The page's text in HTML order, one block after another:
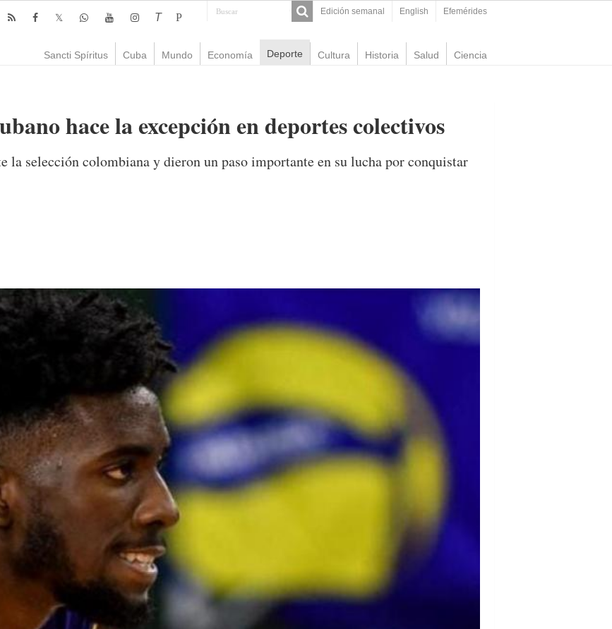
Edición semanal English Efemérides
T P
Sancti Spíritus Cuba Mundo Economía Deporte Cultura Historia Salud Ciencia
hace la excepción en deportes colectivos
la selección colombiana y dieron un paso importante en su lucha por conquistar